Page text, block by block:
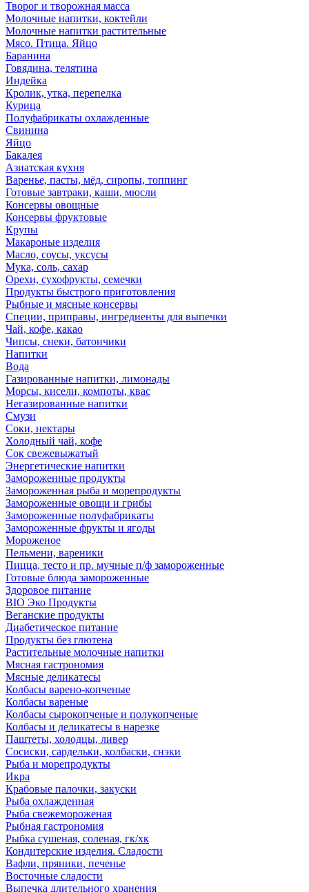
Творог и творожная масса
Молочные напитки, коктейли
Молочные напитки растительные
Мясо. Птица. Яйцо
Баранина
Говядина, телятина
Индейка
Кролик, утка, перепелка
Курица
Полуфабрикаты охлажденные
Свинина
Яйцо
Бакалея
Азиатская кухня
Варенье, пасты, мёд, сиропы, топпинг
Готовые завтраки, каши, мюсли
Консервы овощные
Консервы фруктовые
Крупы
Макароные изделия
Масло, соусы, уксусы
Мука, соль, сахар
Орехи, сухофрукты, семечки
Продукты быстрого приготовления
Рыбные и мясные консервы
Специи, приправы, ингредиенты для выпечки
Чай, кофе, какао
Чипсы, снеки, батончики
Напитки
Вода
Газированные напитки, лимонады
Морсы, кисели, компоты, квас
Негазированные напитки
Смузи
Соки, нектары
Холодный чай, кофе
Сок свежевыжатый
Энергетические напитки
Замороженные продукты
Замороженная рыба и морепродукты
Замороженные овощи и грибы
Замороженные полуфабрикаты
Замороженные фрукты и ягоды
Мороженое
Пельмени, вареники
Пицца, тесто и пр. мучные п/ф замороженные
Готовые блюда замороженные
Здоровое питание
BIO Эко Продукты
Веганские продукты
Диабетическое питание
Продукты без глютена
Растительные молочные напитки
Мясная гастрономия
Мясные деликатесы
Колбасы варено-копченые
Колбасы вареные
Колбасы сырокопченые и полукопченые
Колбасы и деликатесы в нарезке
Паштеты, холодцы, ливер
Сосиски, сардельки, колбаски, снэки
Рыба и морепродукты
Икра
Крабовые палочки, закуски
Рыба охлажденная
Рыба свежемороженая
Рыбная гастрономия
Рыбка сушеная, соленая, гк/хк
Кондитерские изделия. Сладости
Вафли, пряники, печенье
Восточные сладости
Выпечка длительного хранения